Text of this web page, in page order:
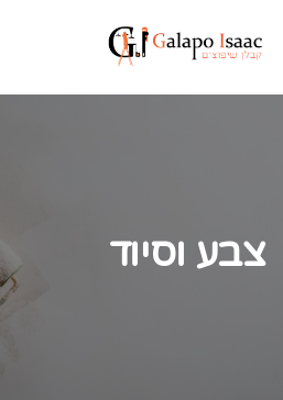
צבע וסיוד